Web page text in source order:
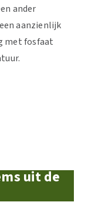
ander
aanzienlijk
met fosfaat
uit de